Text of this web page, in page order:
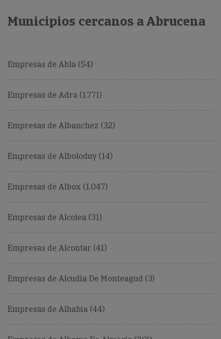
Municipios cercanos a Abrucena
Empresas de Abla (54)
Empresas de Adra (1.771)
Empresas de Albanchez (32)
Empresas de Alboloduy (14)
Empresas de Albox (1.047)
Empresas de Alcolea (31)
Empresas de Alcontar (41)
Empresas de Alcudia De Monteagud (3)
Empresas de Alhabia (44)